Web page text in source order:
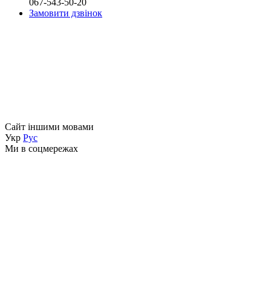
Замовити дзвінок
Сайт іншими мовами
Укр Рус
Ми в соцмережах